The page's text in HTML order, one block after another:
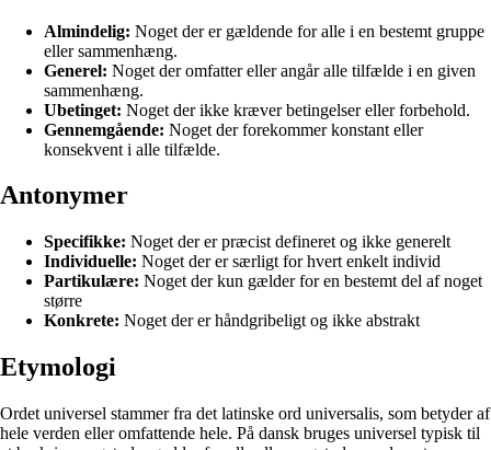
Almindelig: Noget der er gældende for alle i en bestemt gruppe
eller sammenhæng.
Generel: Noget der omfatter eller angår alle tilfælde i en given
sammenhæng.
Ubetinget: Noget der ikke kræver betingelser eller forbehold.
Gennemgående: Noget der forekommer konstant eller
konsekvent i alle tilfælde.
Antonymer
Specifikke: Noget der er præcist defineret og ikke generelt
Individuelle: Noget der er særligt for hvert enkelt individ
Partikulære: Noget der kun gælder for en bestemt del af noget
større
Konkrete: Noget der er håndgribeligt og ikke abstrakt
Etymologi
Ordet universel stammer fra det latinske ord universalis, som betyder af
hele verden eller omfattende hele. På dansk bruges universel typisk til